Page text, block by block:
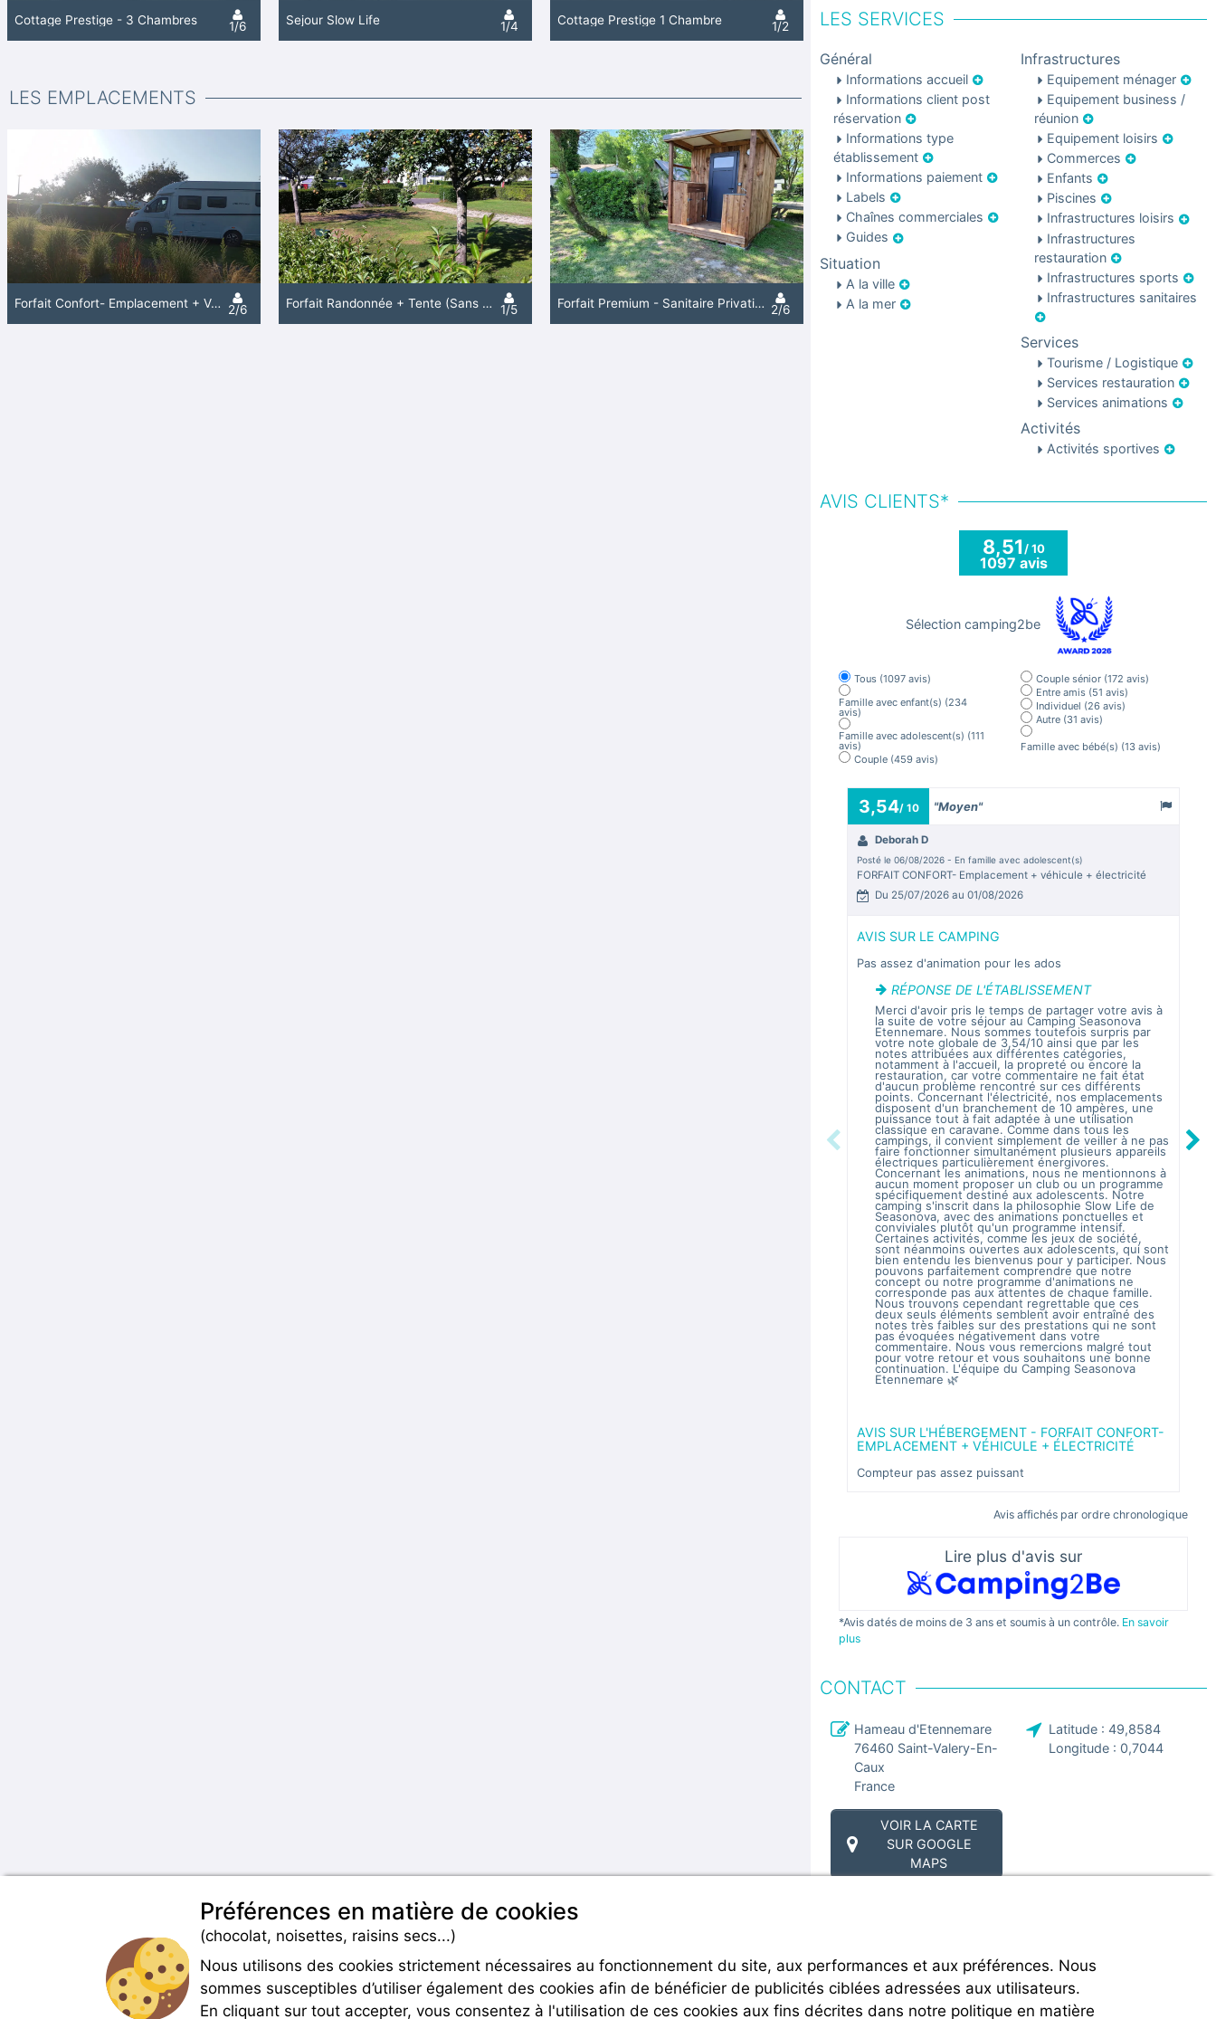
LES SERVICES
Général
Informations accueil
Informations client post
réservation
Informations type
établissement
Informations paiement
Labels
Chaînes commerciales
Guides
Situation
A la ville
A la mer
Infrastructures
Equipement ménager
Equipement business /
réunion
Equipement loisirs
Commerces
Enfants
Piscines
Infrastructures loisirs
Infrastructures
restauration
Infrastructures sports
Infrastructures sanitaires
Services
Tourisme / Logistique
Services restauration
Services animations
Activités
Activités sportives
AVIS CLIENTS*
8,51 / 10
1097 avis
Sélection camping2be
Tous (1097 avis)
Famille avec enfant(s) (234
avis)
Famille avec adolescent(s) (111
avis)
Couple (459 avis)
Couple sénior (172 avis)
Entre amis (51 avis)
Individuel (26 avis)
Autre (31 avis)
Famille avec bébé(s) (13 avis)
Previous
3,54/ 10 "Moyen"
Deborah D
Posté le 06/08/2026 - En famille avec adolescent(s)
FORFAIT CONFORT- Emplacement + véhicule + électricité
Du 25/07/2026 au 01/08/2026
AVIS SUR LE CAMPING
Pas assez d'animation pour les ados
RÉPONSE DE L'ÉTABLISSEMENT
Merci d'avoir pris le temps de partager votre avis à
la suite de votre séjour au Camping Seasonova
Etennemare. Nous sommes toutefois surpris par
votre note globale de 3,54/10 ainsi que par les
notes attribuées aux différentes catégories,
notamment à l'accueil, la propreté ou encore la
restauration, car votre commentaire ne fait état
d'aucun problème rencontré sur ces différents
points. Concernant l'électricité, nos emplacements
disposent d'un branchement de 10 ampères, une
puissance tout à fait adaptée à une utilisation
classique en caravane. Comme dans tous les
campings, il convient simplement de veiller à ne pas
faire fonctionner simultanément plusieurs appareils
électriques particulièrement énergivores.
Concernant les animations, nous ne mentionnons à
aucun moment proposer un club ou un programme
spécifiquement destiné aux adolescents. Notre
camping s'inscrit dans la philosophie Slow Life de
Seasonova, avec des animations ponctuelles et
conviviales plutôt qu'un programme intensif.
Certaines activités, comme les jeux de société,
sont néanmoins ouvertes aux adolescents, qui sont
bien entendu les bienvenus pour y participer. Nous
pouvons parfaitement comprendre que notre
concept ou notre programme d'animations ne
corresponde pas aux attentes de chaque famille.
Nous trouvons cependant regrettable que ces
deux seuls éléments semblent avoir entraîné des
notes très faibles sur des prestations qui ne sont
pas évoquées négativement dans votre
commentaire. Nous vous remercions malgré tout
pour votre retour et vous souhaitons une bonne
continuation. L'équipe du Camping Seasonova
Etennemare 🌿
AVIS SUR L'HÉBERGEMENT - FORFAIT CONFORT-
EMPLACEMENT + VÉHICULE + ÉLECTRICITÉ
Compteur pas assez puissant
Next
Avis affichés par ordre chronologique
Lire plus d'avis sur
*Avis datés de moins de 3 ans et soumis à un contrôle. En savoir
plus
CONTACT
Hameau d'Etennemare
76460 Saint-Valery-En-
Caux
France
Latitude : 49,8584
Longitude : 0,7044
VOIR LA CARTE
SUR GOOGLE
MAPS
Cottage Prestige - 3 Chambres 1/6 Sejour Slow Life 1/4 Cottage Prestige 1 Chambre 1/2
LES EMPLACEMENTS
Forfait Confort- Emplacement + Véhicule + Électricité 2/6 Forfait Randonnée + Tente (Sans Véhicule Et Sans Électricité) 1/5 Forfait Premium - Sanitaire Privatif (Douche, Wc, Lavabo), Cuisine Extérieure, Électricité 2/6
Rejoignez-nous
Préférences en matière de cookies
(chocolat, noisettes, raisins secs...)
Nous utilisons des cookies strictement nécessaires au fonctionnement du site, aux performances et aux préférences. Nous
sommes susceptibles d’utiliser également des cookies afin de bénéficier de publicités ciblées adressées aux utilisateurs.
En cliquant sur tout accepter, vous consentez à l'utilisation de ces cookies aux fins décrites dans notre politique en matière